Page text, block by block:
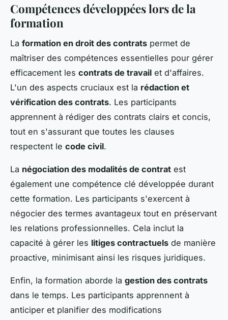
Compétences développées lors de la
formation
La formation en droit des contrats permet de
maîtriser des compétences essentielles pour gérer
efficacement les contrats de travail et d'affaires.
L'un des aspects cruciaux est la rédaction et
vérification des contrats. Les participants
apprennent à rédiger des contrats clairs et concis,
tout en s'assurant que toutes les clauses
respectent le code civil.
La négociation des modalités de contrat est
également une compétence clé développée durant
cette formation. Les participants s'exercent à
négocier des termes avantageux tout en préservant
les relations professionnelles. Cela inclut la
capacité à gérer les litiges contractuels de manière
proactive, minimisant ainsi les risques juridiques.
Enfin, la formation aborde la gestion des contrats
dans le temps. Les participants apprennent à
anticiper et planifier des modifications